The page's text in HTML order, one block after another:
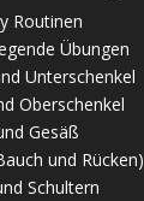
Routinen
Übungen
Unterschenkel
Oberschenkel
Gesäß
und Rücken)
Schultern